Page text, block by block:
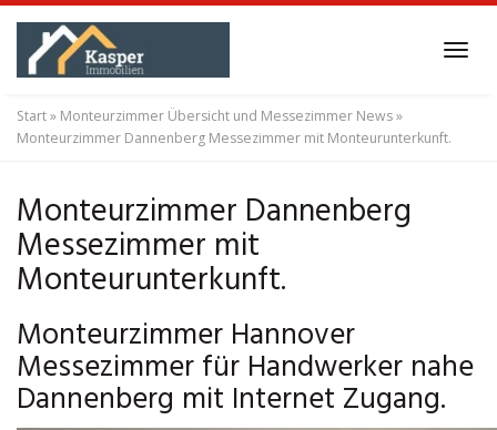
Skip
main
content
Start» Monteurzimmer Übersicht und Messezimmer News»
Monteurzimmer Dannenberg Messezimmer mit Monteurunterkunft.
Monteurzimmer Dannenberg
Messezimmer mit
Monteurunterkunft.
Monteurzimmer Hannover
Messezimmer für Handwerker nahe
Dannenberg mit Internet Zugang.